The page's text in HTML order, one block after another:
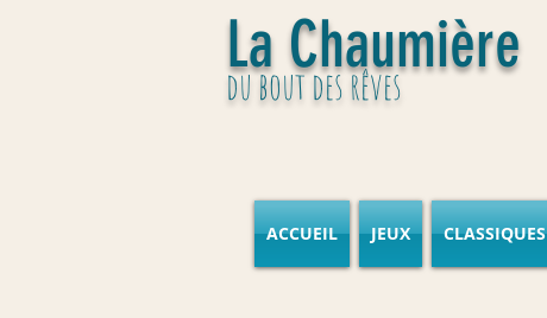
La Chaumière
du bout des rêves
ACCUEIL JEUX CLASSIQUES